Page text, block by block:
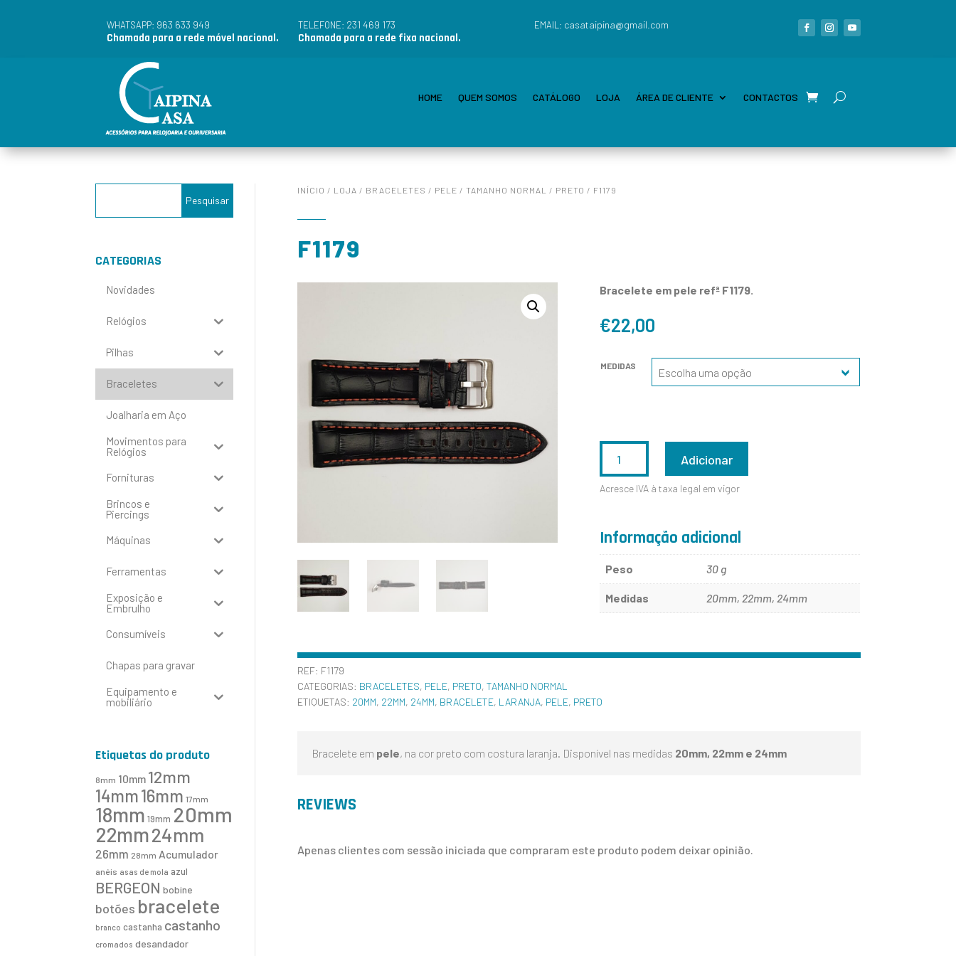
WHATSAPP: 963 633 949
Chamada para a rede móvel nacional.
TELEFONE: 231 469 173
Chamada para a rede fixa nacional.
EMAIL: casataipina@gmail.com
HOME QUEM SOMOS CATÁLOGO LOJA ÁREA DE CLIENTE CONTACTOS
CATEGORIAS
Novidades
Relógios
Pilhas
Braceletes
Joalharia em Aço
Movimentos para
Relógios
Fornituras
Brincos e
Piercings
Máquinas
Ferramentas
Exposição e
Embrulho
Consumíveis
Chapas para gravar
Equipamento e
mobiliário
Etiquetas do produto
8mm 10mm 12mm
14mm16mm 17mm
18mm 19mm 20mm
22mm24mm
26mm 28mm Acumulador
anéis asas de mola azul
BERGEON bobine
botões bracelete
branco castanha castanho
cromados desandador
INÍCIO / LOJA / BRACELETES / PELE / TAMANHO NORMAL / PRETO / F1179
F1179
Bracelete em pele refª F1179.
€22,00
MEDIDAS
DE
Adicionar
Acresce IVA à taxa legal em vigor
Informação adicional
Peso 30 g
Medidas 20mm, 22mm, 24mm
REF: F1179
CATEGORIAS: BRACELETES, PELE, PRETO, TAMANHO NORMAL
ETIQUETAS: 20MM, 22MM, 24MM, BRACELETE, LARANJA, PELE, PRETO
Bracelete em pele, na cor preto com costura laranja. Disponível nas medidas 20mm, 22mm e 24mm
REVIEWS
Apenas clientes com sessão iniciada que compraram este produto podem deixar opinião.